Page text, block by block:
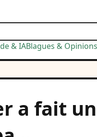
& IABlagues & Opinions
a fait